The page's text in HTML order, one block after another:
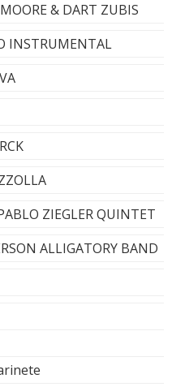
& DART ZUBIS
INSTRUMENTAL
ZIEGLER QUINTET
ALLIGATORY BAND